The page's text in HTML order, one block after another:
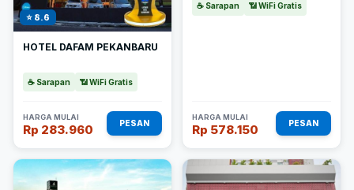
⭐ 8.6
HOTEL DAFAM PEKANBARU
☕ Sarapan 📶 WiFi Gratis
HARGA MULAI
Rp 283.960 PESAN
☕ Sarapan 📶 WiFi Gratis
HARGA MULAI
Rp 578.150 PESAN